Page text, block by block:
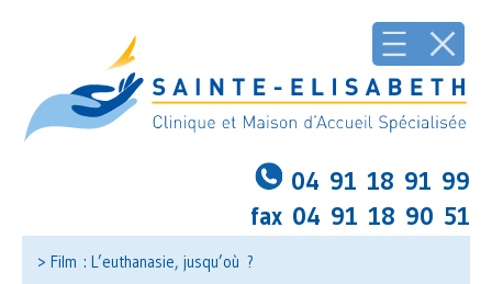
04 91 18 91 99
fax 04 91 18 90 51
> Film : L’euthanasie, jusqu’où ?